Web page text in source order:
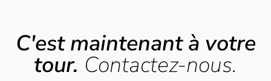
C'est maintenant à votre
tour. Contactez-nous.